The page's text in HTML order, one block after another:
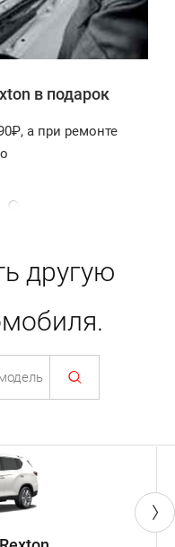
в подарок
а при ремонте
другую